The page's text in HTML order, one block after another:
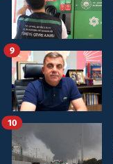
9
10